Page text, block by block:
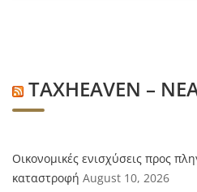
TAXHEAVEN –
Οικονομικές ενισχύσεις προς
καταστροφή August 10, 2026